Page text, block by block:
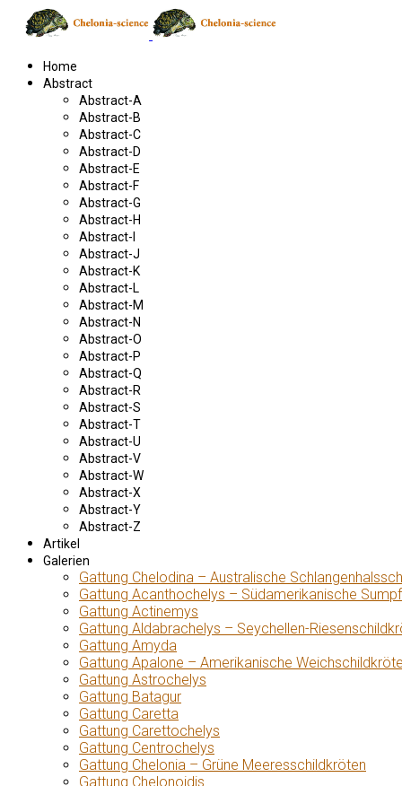
Home
Abstract
Abstract-A
Abstract-B
Abstract-C
Abstract-D
Abstract-E
Abstract-F
Abstract-G
Abstract-H
Abstract-I
Abstract-J
Abstract-K
Abstract-L
Abstract-M
Abstract-N
Abstract-O
Abstract-P
Abstract-Q
Abstract-R
Abstract-S
Abstract-T
Abstract-U
Abstract-V
Abstract-W
Abstract-X
Abstract-Y
Abstract-Z
Artikel
Galerien
Gattung Chelodina – Australische
Gattung Acanthochelys – Südamerikanische
Gattung Actinemys
Gattung Aldabrachelys – Seychellen-
Gattung Amyda
Gattung Apalone – Amerikanische
Gattung Astrochelys
Gattung Batagur
Gattung Caretta
Gattung Carettochelys
Gattung Centrochelys
Gattung Chelonia – Grüne Meeresschildkröten
Gattung Chelonoidis